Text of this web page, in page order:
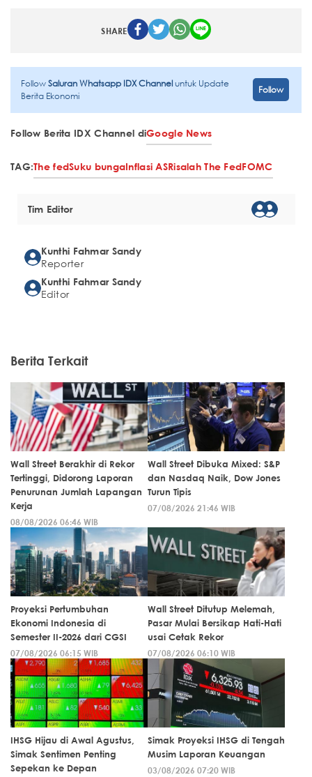
SHARE
FollowSaluran Whatsapp IDX Channeluntuk Update
Berita Ekonomi
Follow
Follow Berita IDX Channel diGoogle News
TAG:The fedSuku bungaInflasi ASRisalah The FedFOMC
Tim Editor
Kunthi Fahmar Sandy
Reporter
Kunthi Fahmar Sandy
Editor
Berita Terkait
Wall Street Berakhir di Rekor
Tertinggi, Didorong Laporan
Penurunan Jumlah Lapangan
Kerja
08/08/2026 06:46 WIB
Wall Street Dibuka Mixed: S&P
dan Nasdaq Naik, Dow Jones
Turun Tipis
07/08/2026 21:46 WIB
Proyeksi Pertumbuhan
Ekonomi Indonesia di
Semester II-2026 dari CGSI
07/08/2026 06:15 WIB
Wall Street Ditutup Melemah,
Pasar Mulai Bersikap Hati-Hati
usai Cetak Rekor
07/08/2026 06:10 WIB
IHSG Hijau di Awal Agustus,
Simak Sentimen Penting
Sepekan ke Depan
Simak Proyeksi IHSG di Tengah
Musim Laporan Keuangan
03/08/2026 07:20 WIB